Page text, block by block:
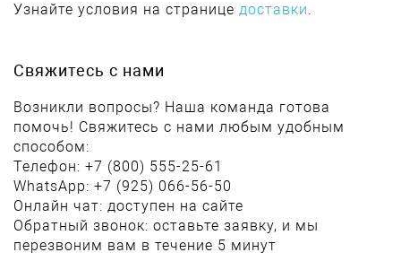
Узнайте условия на странице доставки.
Свяжитесь с нами
Возникли вопросы? Наша команда готова
помочь! Свяжитесь с нами любым удобным
способом:
Телефон: +7 (800) 555-25-61
WhatsApp: +7 (925) 066-56-50
Онлайн чат: доступен на сайте
Обратный звонок: оставьте заявку, и мы
перезвоним вам в течение 5 минут